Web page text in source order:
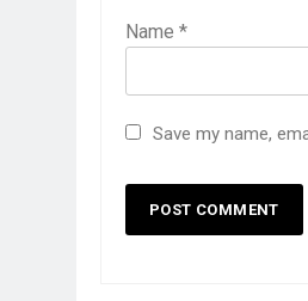
Name *
Save my name,